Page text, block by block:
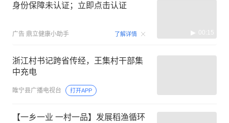
身份保障未认证；立即点击认证
广告 鼎立健康小助手 了解详情 00:15
浙江村书记跨省传经，王集村干部集
中充电
睢宁县广播电视台 打开APP
【一乡一业 一村一品】发展稻渔循环